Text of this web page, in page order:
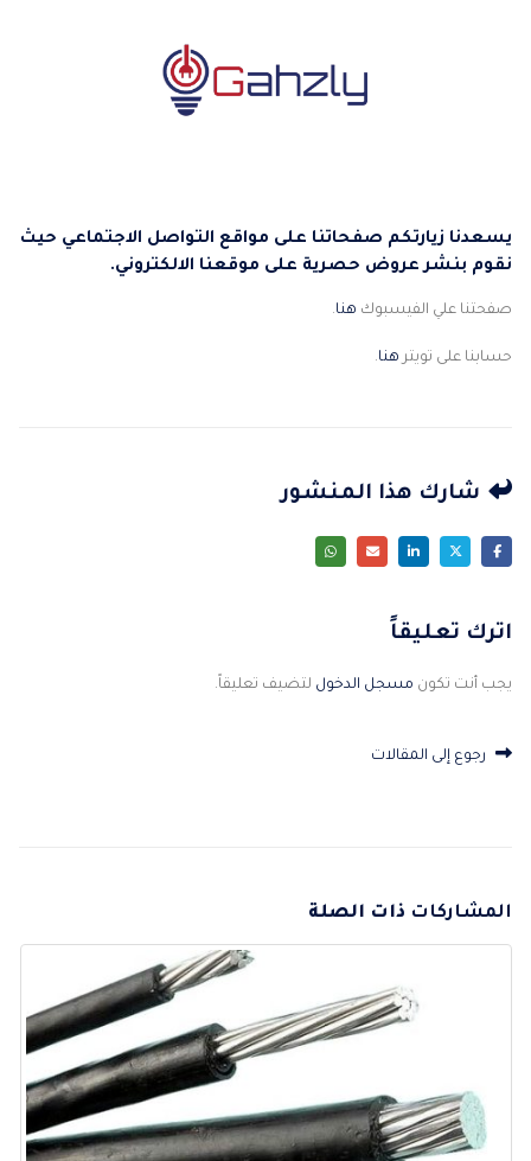
يسعدنا زيارتكم صفحاتنا على مواقع التواصل الاجتماعي حيث
نقوم بنشر عروض حصرية على موقعنا الالكتروني.
صفحتنا علي الفيسبوك هنا.
حسابنا على تويتر هنا.
شارك هذا المنشور
اترك تعليقاً
يجب أنت تكون مسجل الدخول لتضيف تعليقاً.
رجوع إلى المقالات
المشاركات ذات الصلة